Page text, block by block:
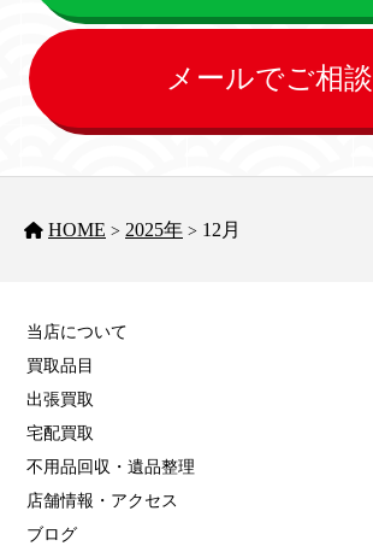
メールでご相談
HOME > 2025年 > 12月
当店について
買取品目
出張買取
宅配買取
不用品回収・遺品整理
店舗情報・アクセス
ブログ